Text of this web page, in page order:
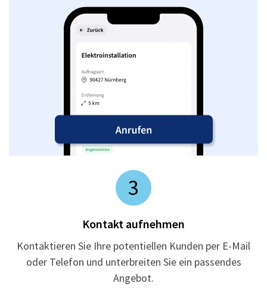
3
Kontakt aufnehmen
Kontaktieren Sie Ihre potentiellen Kunden per E-Mail
oder Telefon und unterbreiten Sie ein passendes
Angebot.